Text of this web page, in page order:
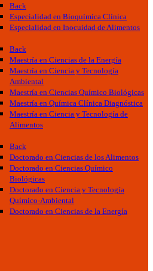
Back
Especialidad en Bioquímica Clínica
Especialidad en Inocuidad de Alimentos
Back
Maestría en Ciencias de la Energía
Maestría en Ciencia y Tecnología
Ambiental
Maestría en Ciencias Químico Biológicas
Maestría en Química Clínica Diagnóstica
Maestría en Ciencia y Tecnología de
Alimentos
Back
Doctorado en Ciencias de los Alimentos
Doctorado en Ciencias Químico
Biológicas
Doctorado en Ciencia y Tecnología
Químico-Ambiental
Doctorado en Ciencias de la Energía